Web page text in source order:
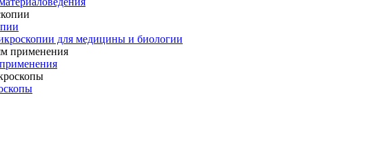
для медицины и биологии